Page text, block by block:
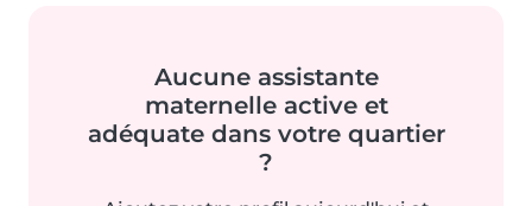
Aucune assistante
maternelle active et
adéquate dans votre quartier
?